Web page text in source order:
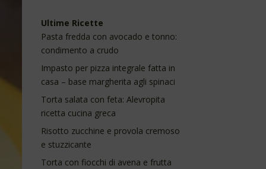
Ultime Ricette
Pasta fredda con avocado e tonno:
condimento a crudo
Impasto per pizza integrale fatta in
casa – base margherita agli spinaci
Torta salata con feta: Alevropita
ricetta cucina greca
Risotto zucchine e provola cremoso
e stuzzicante
Torta con fiocchi di avena e frutta